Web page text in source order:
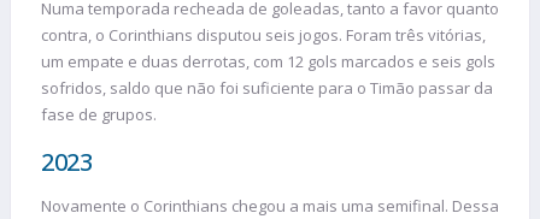
Numa temporada recheada de goleadas, tanto a favor quanto
contra, o Corinthians disputou seis jogos. Foram três vitórias,
um empate e duas derrotas, com 12 gols marcados e seis gols
sofridos, saldo que não foi suficiente para o Timão passar da
fase de grupos.
2023
Novamente o Corinthians chegou a mais uma semifinal. Dessa